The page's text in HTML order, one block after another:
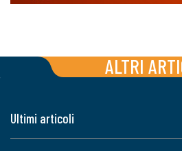
ALTRI
Ultimi articoli